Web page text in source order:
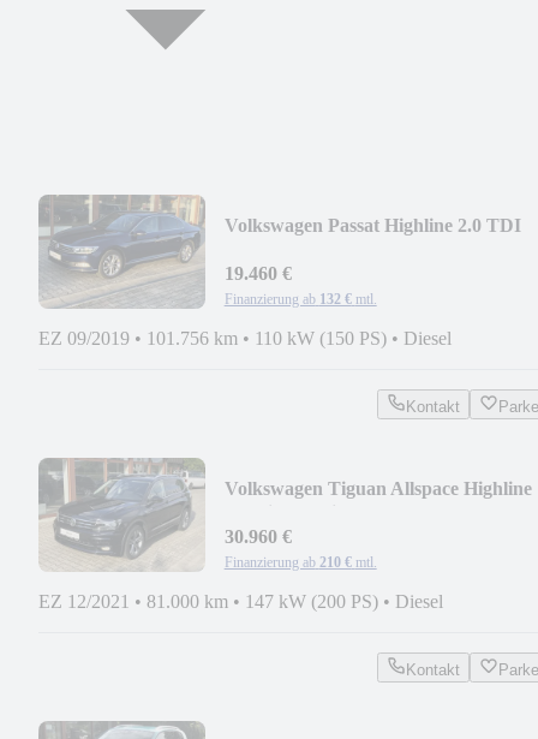
Volkswagen Passat Highline 2.0 TDI
19.460 €
Finanzierung ab 132 € mtl.
EZ 09/2019 • 101.756 km • 110 kW (150 PS) • Diesel
Kontakt
Volkswagen Tiguan Allspace Highline
30.960 €
Finanzierung ab 210 € mtl.
EZ 12/2021 • 81.000 km • 147 kW (200 PS) • Diesel
Kontakt